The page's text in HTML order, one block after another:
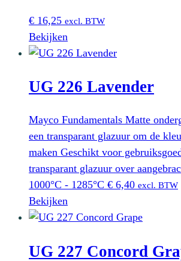
€ 16,25 excl. BTW
Bekijken
UG 226 Lavender
Mayco Fundamentals Matte
een transparant glazuur om de
maken Geschikt voor
transparant glazuur over
1000°C - 1285°C € 6,40 excl. BTW
Bekijken
UG 227 Concord